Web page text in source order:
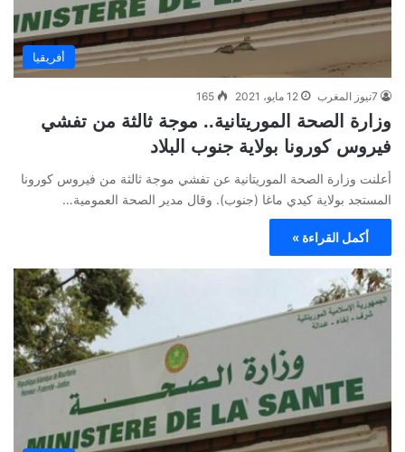
أفريقيا
7نيوز المغرب 12 مايو، 2021 165
وزارة الصحة الموريتانية.. موجة ثالثة من تفشي
فيروس كورونا بولاية جنوب البلاد
أعلنت وزارة الصحة الموريتانية عن تفشي موجة ثالثة من فيروس كورونا
المستجد بولاية كيدي ماغا (جنوب). وقال مدير الصحة العمومية…
أكمل القراءة »